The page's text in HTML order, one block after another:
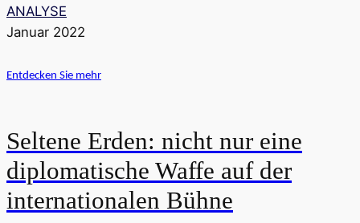
ANALYSE
Januar 2022
Entdecken Sie mehr
Seltene Erden: nicht nur eine
diplomatische Waffe auf der
internationalen Bühne